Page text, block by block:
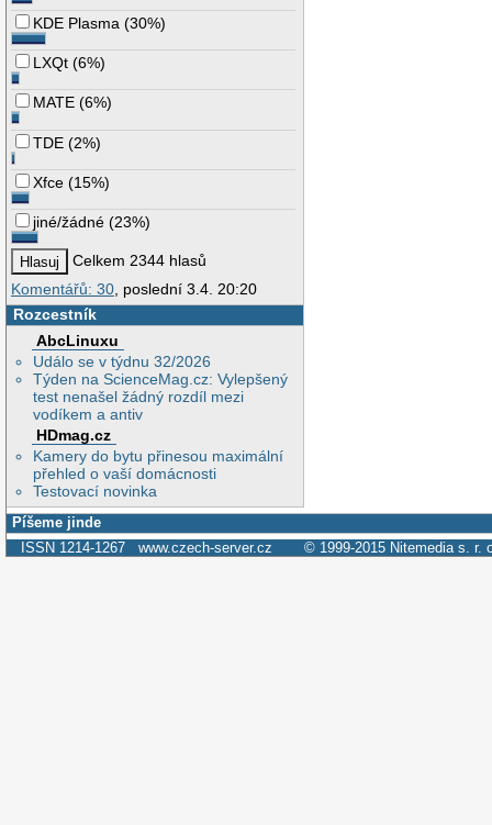
KDE Plasma (30%)
LXQt (6%)
MATE (6%)
TDE (2%)
Xfce (15%)
jiné/žádné (23%)
Celkem 2344 hlasů
Komentářů: 30 , poslední 3.4. 20:20
Rozcestník
AbcLinuxu
Událo se v týdnu 32/2026
Týden na ScienceMag.cz: Vylepšený
test nenašel žádný rozdíl mezi
vodíkem a antiv
HDmag.cz
Kamery do bytu přinesou maximální
přehled o vaší domácnosti
Testovací novinka
Píšeme jinde
ISSN 1214-1267 www.czech-server.cz © 1999-2015 Nitemedia s. r.